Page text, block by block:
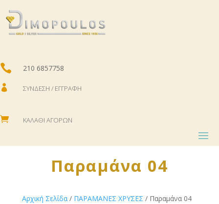
 210 6857758
 ΣΎΝΔΕΣΗ / ΕΓΓΡΑΦΉ
 ΚΑΛΆΘΙ ΑΓΟΡΏΝ
Παραμάνα 04
Αρχική Σελίδα/ ΠΑΡΑΜΑΝΕΣ ΧΡΥΣΕΣ / Παραμάνα 04